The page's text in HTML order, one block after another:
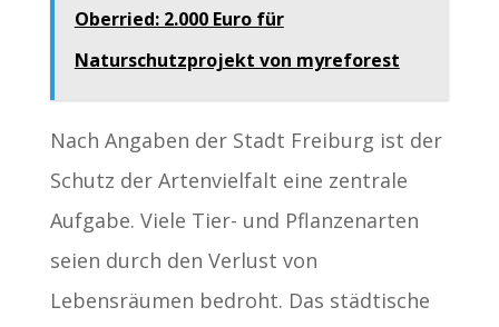
Oberried: 2.000 Euro für
Naturschutzprojekt von myreforest
Nach Angaben der Stadt Freiburg ist der
Schutz der Artenvielfalt eine zentrale
Aufgabe. Viele Tier- und Pflanzenarten
seien durch den Verlust von
Lebensräumen bedroht. Das städtische